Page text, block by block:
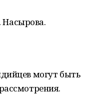
Насырова.
могут быть